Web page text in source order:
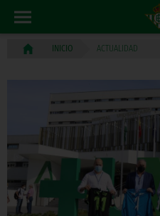
INICIO ACTUALIDAD